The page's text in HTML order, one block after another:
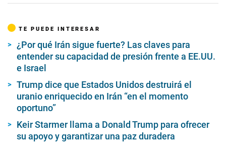
TE PUEDE INTERESAR
¿Por qué Irán sigue fuerte? Las claves para
entender su capacidad de presión frente a EE.UU.
e Israel
Trump dice que Estados Unidos destruirá el
uranio enriquecido en Irán “en el momento
oportuno”
Keir Starmer llama a Donald Trump para ofrecer
su apoyo y garantizar una paz duradera